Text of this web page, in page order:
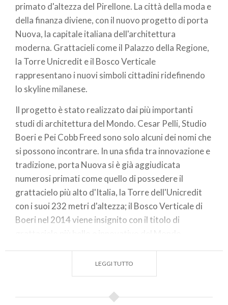
primato d'altezza del Pirellone. La città della moda e
della finanza diviene, con il nuovo progetto di porta
Nuova, la capitale italiana dell'architettura
moderna. Grattacieli come il Palazzo della Regione,
la Torre Unicredit e il Bosco Verticale
rappresentano i nuovi simboli cittadini ridefinendo
lo skyline milanese.
Il progetto è stato realizzato dai più importanti
studi di architettura del Mondo. Cesar Pelli, Studio
Boeri e Pei Cobb Freed sono solo alcuni dei nomi che
si possono incontrare. In una sfida tra innovazione e
tradizione, porta Nuova si è già aggiudicata
numerosi primati come quello di possedere il
grattacielo più alto d'Italia, la Torre dell'Unicredit
con i suoi 232 metri d'altezza; il Bosco Verticale di
Boeri nel 2014 viene insignito con il titolo di
LEGGI TUTTO